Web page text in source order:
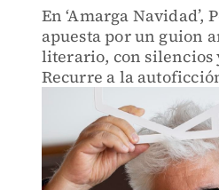
En ‘Amarga Navidad’,
apuesta por un guion
literario, con silencios
Recurre a la
reescritura como eje
creativo.